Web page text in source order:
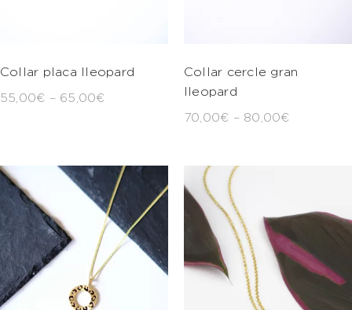
Collar placa lleopard
55,00€ – 65,00€
Collar cercle gran
lleopard
70,00€ – 80,00€